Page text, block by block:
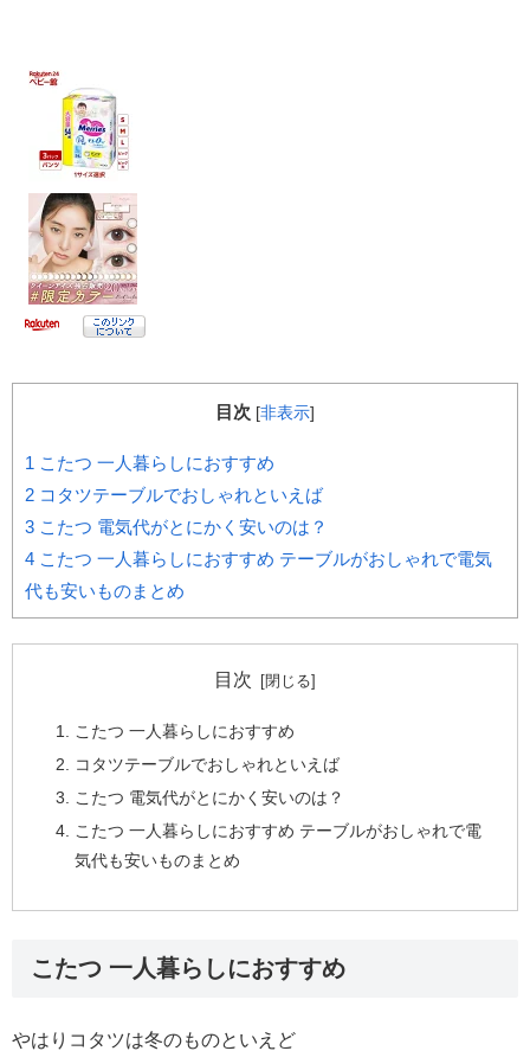
目次 [非表示]
1 こたつ 一人暮らしにおすすめ
2 コタツテーブルでおしゃれといえば
3 こたつ 電気代がとにかく安いのは？
4 こたつ 一人暮らしにおすすめ テーブルがおしゃれで電気
代も安いものまとめ
目次
こたつ 一人暮らしにおすすめ
コタツテーブルでおしゃれといえば
こたつ 電気代がとにかく安いのは？
こたつ 一人暮らしにおすすめ テーブルがおしゃれで電
気代も安いものまとめ
こたつ 一人暮らしにおすすめ
やはりコタツは冬のものといえど